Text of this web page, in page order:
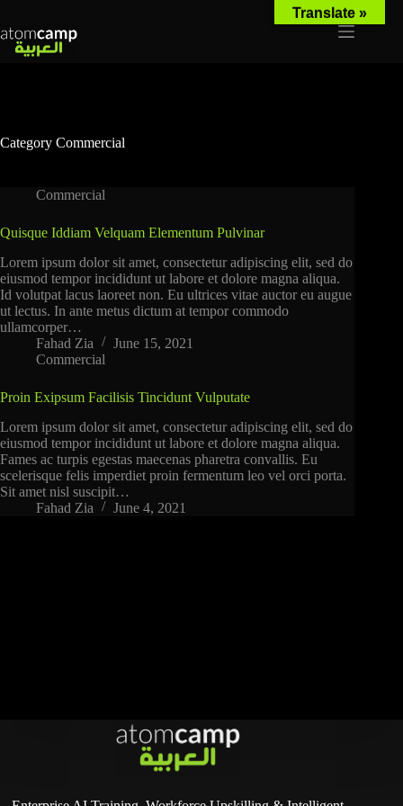
Category Commercial
Commercial
Quisque Iddiam Velquam Elementum Pulvinar
Lorem ipsum dolor sit amet, consectetur adipiscing elit, sed do
eiusmod tempor incididunt ut labore et dolore magna aliqua.
Id volutpat lacus laoreet non. Eu ultrices vitae auctor eu augue
ut lectus. In ante metus dictum at tempor commodo
ullamcorper…
Fahad Zia
June 15, 2021
Commercial
Proin Exipsum Facilisis Tincidunt Vulputate
Lorem ipsum dolor sit amet, consectetur adipiscing elit, sed do
eiusmod tempor incididunt ut labore et dolore magna aliqua.
Fames ac turpis egestas maecenas pharetra convallis. Eu
scelerisque felis imperdiet proin fermentum leo vel orci porta.
Sit amet nisl suscipit…
Fahad Zia
June 4, 2021
Translate »